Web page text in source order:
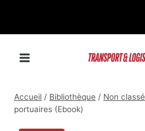
contenu
Accueil / Bibliothèque / Non classé
portuaires (Ebook)